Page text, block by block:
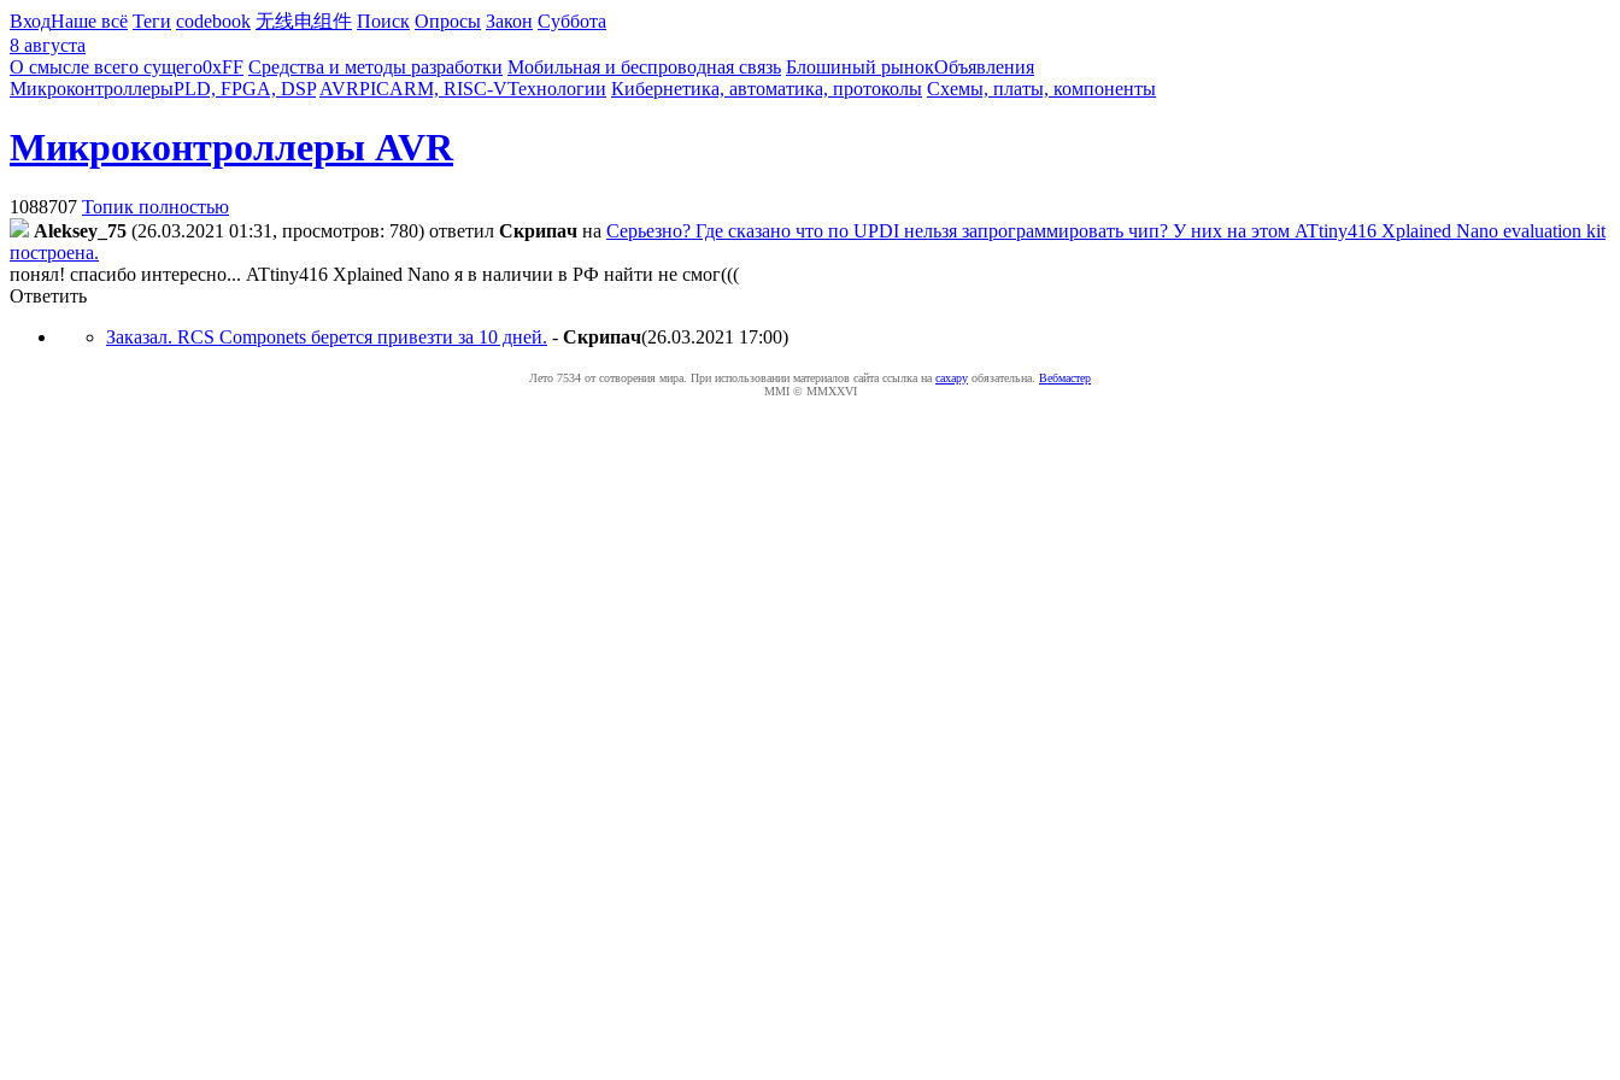
ВходНаше всё Теги codebook 无线电组件 Поиск Опросы Закон Суббота
8 августа
О смысле всего сущего0xFF Средства и методы разработки Мобильная и беспроводная связь Блошиный рынокОбъявления
МикроконтроллерыPLD, FPGA, DSP AVRPICARM, RISC-VТехнологии Кибернетика, автоматика, протоколы Схемы, платы, компоненты
Микроконтроллеры AVR
1088707 Топик полностью
Aleksey_75 (26.03.2021 01:31, просмотров: 780) ответил Cкpипaч на Серьезно? Где сказано что по UPDI нельзя запрограммировать чип? У них на этом ATtiny416 Xplained Nano evaluation kit
построена.
понял! спасибо интересно... ATtiny416 Xplained Nano я в наличии в РФ найти не смог(((
Ответить
Заказал. RCS Componets берется привезти за 10 дней. - Cкpипaч(26.03.2021 17:00)
Лето 7534 от сотворения мира. При использовании материалов сайта ссылка на caxapу обязательна. Вебмастер
MMI © MMXXVI